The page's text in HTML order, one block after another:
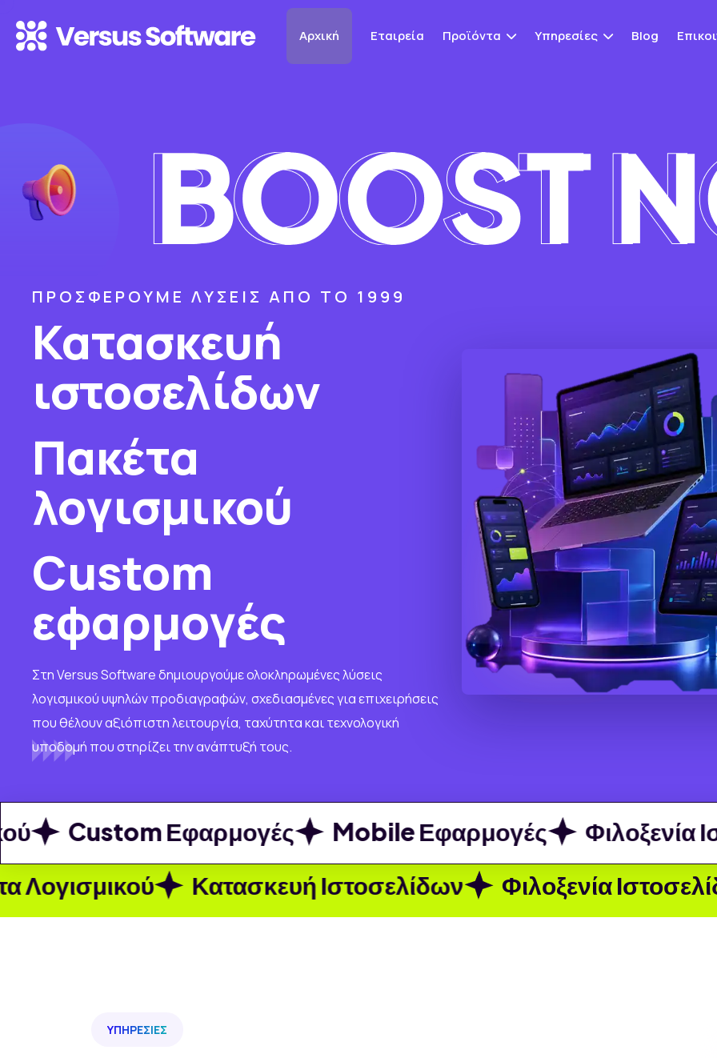
Αρχική Εταιρεία Προϊόντα Υπηρεσίες Blog
ΠΡΟΣΦΈΡΟΥΜΕ ΛΎΣΕΙΣ ΑΠΌ ΤΟ 1999
Κατασκευή
ιστοσελίδων
Πακέτα
λογισμικού
Custom
εφαρμογές
Στη Versus Software δημιουργούμε ολοκληρωμένες λύσεις
λογισμικού υψηλών προδιαγραφών, σχεδιασμένες για επιχειρήσεις
που θέλουν αξιόπιστη λειτουργία, ταχύτητα και τεχνολογική
υποδομή που στηρίζει την ανάπτυξή τους.
Custom Εφαρμογές Mobile Εφαρμογές Φιλοξενία
Κατασκευή Ιστοσελίδων Φιλοξενία Ιστοσελίδων
ΥΠΗΡΕΣΊΕΣ